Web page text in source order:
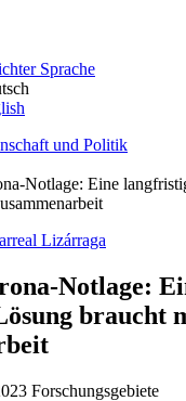
Sprache
und Politik
Notlage: Eine
Lizárraga
Notlage:
braucht
Forschungsgebiete